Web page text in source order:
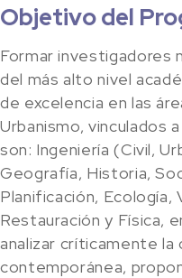
Objetivo del
Formar investigadores
del más alto nivel
de excelencia en las
Urbanismo, vinculados
son: Ingeniería (Civil,
Geografía, Historia,
Planificación, Ecología,
Restauración y Física,
analizar críticamente la
contemporánea,